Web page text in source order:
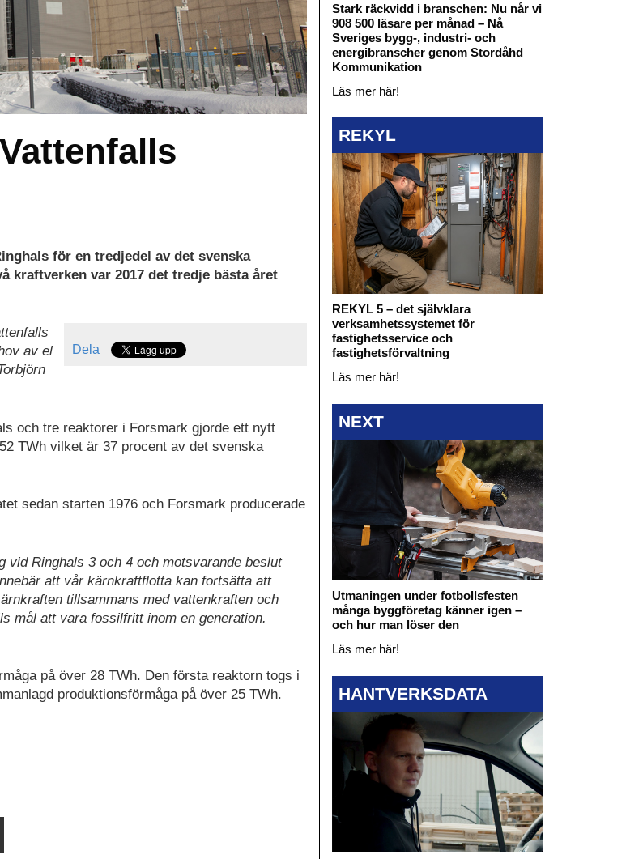
för en tredjedel av det svenska
kraftverken var 2017 det tredje bästa året
Dela
av el
och tre reaktorer i Forsmark gjorde ett nytt
TWh vilket är 37 procent av det svenska
sedan starten 1976 och Forsmark producerade
vid Ringhals 3 och 4 och motsvarande beslut
att vår kärnkraftflotta kan fortsätta att
tillsammans med vattenkraften och
mål att vara fossilfritt inom en generation.
på över 28 TWh. Den första reaktorn togs i
produktionsförmåga på över 25 TWh.
Stark räckvidd i branschen: Nu når vi
908 500 läsare per månad – Nå
Sveriges bygg-, industri- och
energibranscher genom Stordåhd
Kommunikation
Läs mer här!
REKYL
REKYL 5 – det självklara
verksamhetssystemet för
fastighetsservice och
fastighetsförvaltning
Läs mer här!
NEXT
Utmaningen under fotbollsfesten
många byggföretag känner igen –
och hur man löser den
Läs mer här!
HANTVERKSDATA